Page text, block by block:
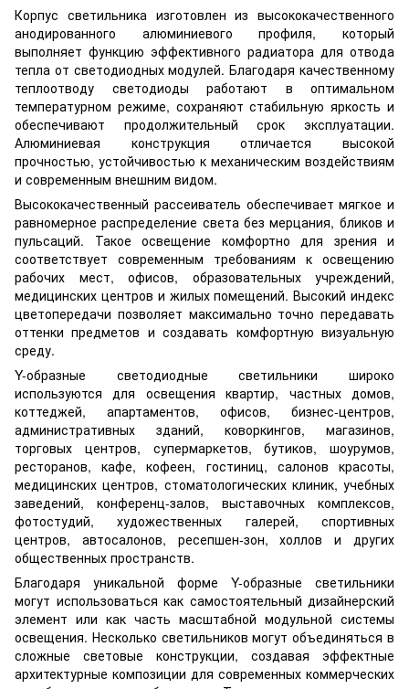
Корпус светильника изготовлен из высококачественного
анодированного алюминиевого профиля, который
выполняет функцию эффективного радиатора для отвода
тепла от светодиодных модулей. Благодаря качественному
теплоотводу светодиоды работают в оптимальном
температурном режиме, сохраняют стабильную яркость и
обеспечивают продолжительный срок эксплуатации.
Алюминиевая конструкция отличается высокой
прочностью, устойчивостью к механическим воздействиям
и современным внешним видом.
Высококачественный рассеиватель обеспечивает мягкое и
равномерное распределение света без мерцания, бликов и
пульсаций. Такое освещение комфортно для зрения и
соответствует современным требованиям к освещению
рабочих мест, офисов, образовательных учреждений,
медицинских центров и жилых помещений. Высокий индекс
цветопередачи позволяет максимально точно передавать
оттенки предметов и создавать комфортную визуальную
среду.
Y-образные светодиодные светильники широко
используются для освещения квартир, частных домов,
коттеджей, апартаментов, офисов, бизнес-центров,
административных зданий, коворкингов, магазинов,
торговых центров, супермаркетов, бутиков, шоурумов,
ресторанов, кафе, кофеен, гостиниц, салонов красоты,
медицинских центров, стоматологических клиник, учебных
заведений, конференц-залов, выставочных комплексов,
фотостудий, художественных галерей, спортивных
центров, автосалонов, ресепшен-зон, холлов и других
общественных пространств.
Благодаря уникальной форме Y-образные светильники
могут использоваться как самостоятельный дизайнерский
элемент или как часть масштабной модульной системы
освещения. Несколько светильников могут объединяться в
сложные световые конструкции, создавая эффектные
архитектурные композиции для современных коммерческих